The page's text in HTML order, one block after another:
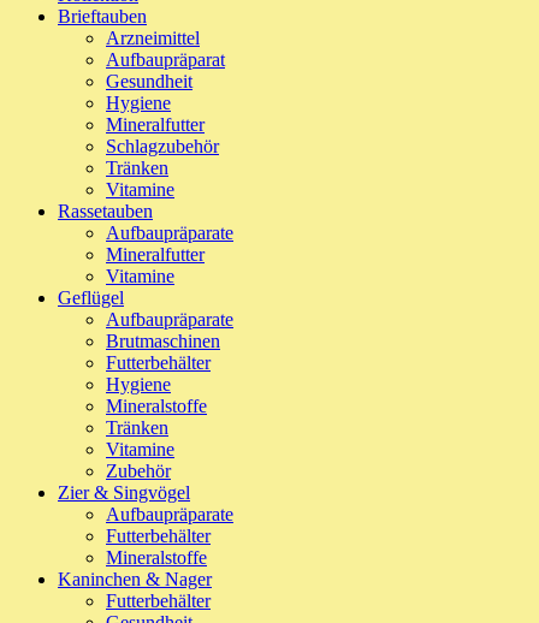
Brieftauben
Arzneimittel
Aufbaupräparat
Gesundheit
Hygiene
Mineralfutter
Schlagzubehör
Tränken
Vitamine
Rassetauben
Aufbaupräparate
Mineralfutter
Vitamine
Geflügel
Aufbaupräparate
Brutmaschinen
Futterbehälter
Hygiene
Mineralstoffe
Tränken
Vitamine
Zubehör
Zier & Singvögel
Aufbaupräparate
Futterbehälter
Mineralstoffe
Kaninchen & Nager
Futterbehälter